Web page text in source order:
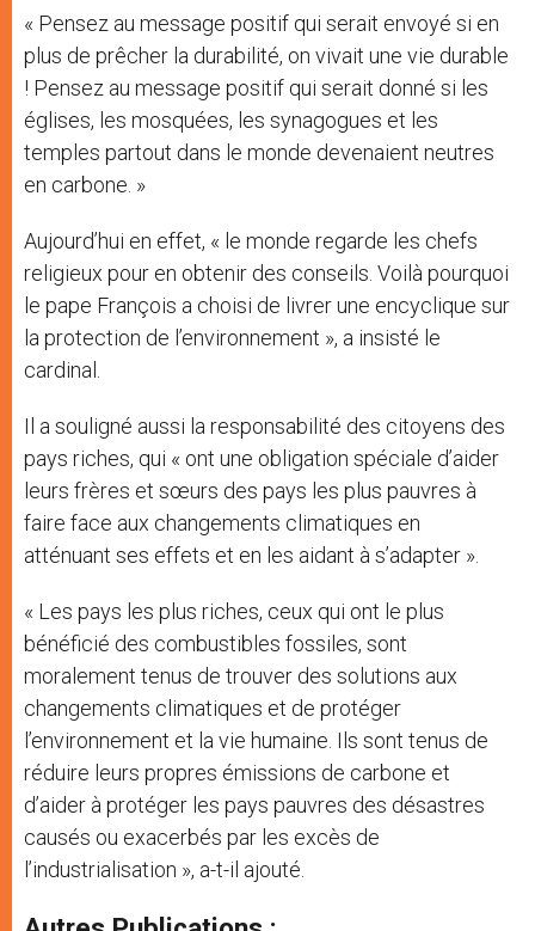
« Pensez au message positif qui serait envoyé si en
plus de prêcher la durabilité, on vivait une vie durable
! Pensez au message positif qui serait donné si les
églises, les mosquées, les synagogues et les
temples partout dans le monde devenaient neutres
en carbone. »
Aujourd’hui en effet, « le monde regarde les chefs
religieux pour en obtenir des conseils. Voilà pourquoi
le pape François a choisi de livrer une encyclique sur
la protection de l’environnement », a insisté le
cardinal.
Il a souligné aussi la responsabilité des citoyens des
pays riches, qui « ont une obligation spéciale d’aider
leurs frères et sœurs des pays les plus pauvres à
faire face aux changements climatiques en
atténuant ses effets et en les aidant à s’adapter ».
« Les pays les plus riches, ceux qui ont le plus
bénéficié des combustibles fossiles, sont
moralement tenus de trouver des solutions aux
changements climatiques et de protéger
l’environnement et la vie humaine. Ils sont tenus de
réduire leurs propres émissions de carbone et
d’aider à protéger les pays pauvres des désastres
causés ou exacerbés par les excès de
l’industrialisation », a-t-il ajouté.